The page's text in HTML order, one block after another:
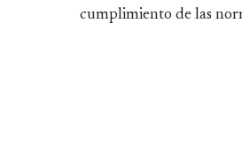
cumplimiento de las